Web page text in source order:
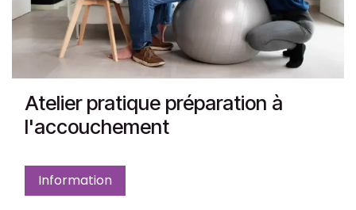
Atelier pratique préparation à
l'accouchement
Information